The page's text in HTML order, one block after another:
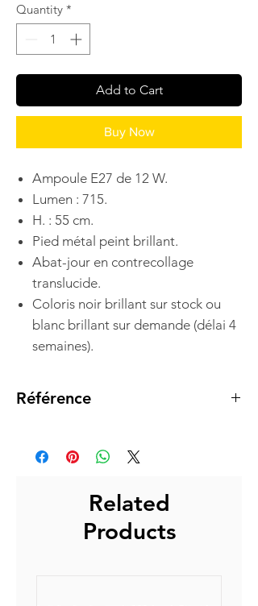
Quantity *
Add to Cart
Buy Now
Ampoule E27 de 12 W.
Lumen : 715.
H. : 55 cm.
Pied métal peint brillant.
Abat-jour en contrecollage
translucide.
Coloris noir brillant sur stock ou
blanc brillant sur demande (délai 4
semaines).
Référence
Related
Products